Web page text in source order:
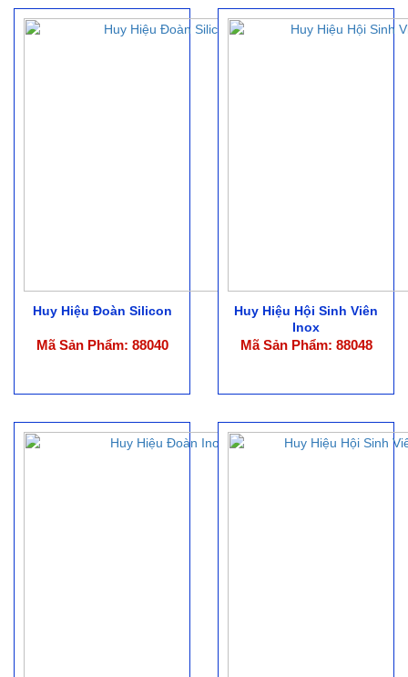
Huy Hiệu Đoàn Silicon
Mã Sản Phẩm: 88040
Huy Hiệu Hội Sinh Viên
Inox
Mã Sản Phẩm: 88048